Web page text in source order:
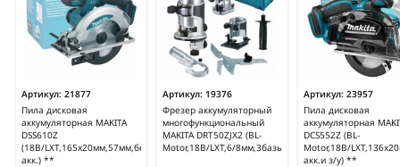
Артикул: 21877
Пила дисковая
аккумуляторная MAKITA
DSS610Z
(18В/LXT,165х20мм,57мм,без
акк.) **
Артикул: 19376
Фрезер аккумуляторный
многофункциональный
MAKITA DRT50ZJX2 (BL-
Motor,18В/LXT,6/8мм,3базы,кейс)
Артикул: 23957
Пила дисковая
аккумуляторная
DCS552Z (BL-
Motor,18В/
акк.и з/у) **